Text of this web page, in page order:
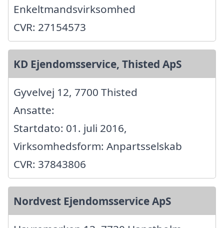
Enkeltmandsvirksomhed
CVR: 27154573
KD Ejendomsservice, Thisted ApS
Gyvelvej 12, 7700 Thisted
Ansatte:
Startdato: 01. juli 2016,
Virksomhedsform: Anpartsselskab
CVR: 37843806
Nordvest Ejendomsservice ApS